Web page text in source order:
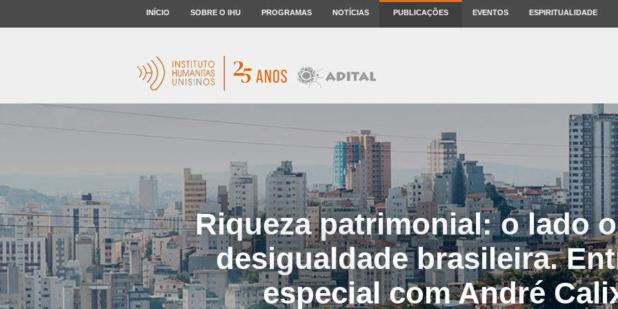
INÍCIO SOBRE O IHU PROGRAMAS NOTÍCIAS PUBLICAÇÕES EVENTOS ESPIRITUALIDADE
Riqueza patrimonial: o lado
desigualdade brasileira.
especial com André